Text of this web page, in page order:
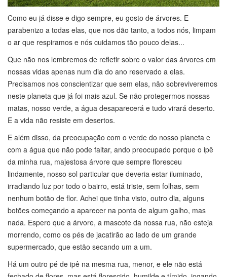
Como eu já disse e digo sempre, eu gosto de árvores. E
parabenizo a todas elas, que nos dão tanto, a todos nós, limpam
o ar que respiramos e nós cuidamos tão pouco delas...
Que não nos lembremos de refletir sobre o valor das árvores em
nossas vidas apenas num dia do ano reservado a elas.
Precisamos nos conscientizar que sem elas, não sobreviveremos
neste planeta que já foi mais azul. Se não protegermos nossas
matas, nosso verde, a água desaparecerá e tudo virará deserto.
E a vida não resiste em desertos.
E além disso, da preocupação com o verde do nosso planeta e
com a água que não pode faltar, ando preocupado porque o ipê
da minha rua, majestosa árvore que sempre floresceu
lindamente, nosso sol particular que deveria estar iluminado,
irradiando luz por todo o bairro, está triste, sem folhas, sem
nenhum botão de flor. Achei que tinha visto, outro dia, alguns
botões começando a aparecer na ponta de algum galho, mas
nada. Espero que a árvore, a mascote da nossa rua, não esteja
morrendo, como os pés de jacatirão ao lado de um grande
supermercado, que estão secando um a um.
Há um outro pé de ipê na mesma rua, menor, e ele não está